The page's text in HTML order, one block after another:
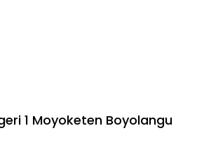
1 Moyoketen Boyolangu